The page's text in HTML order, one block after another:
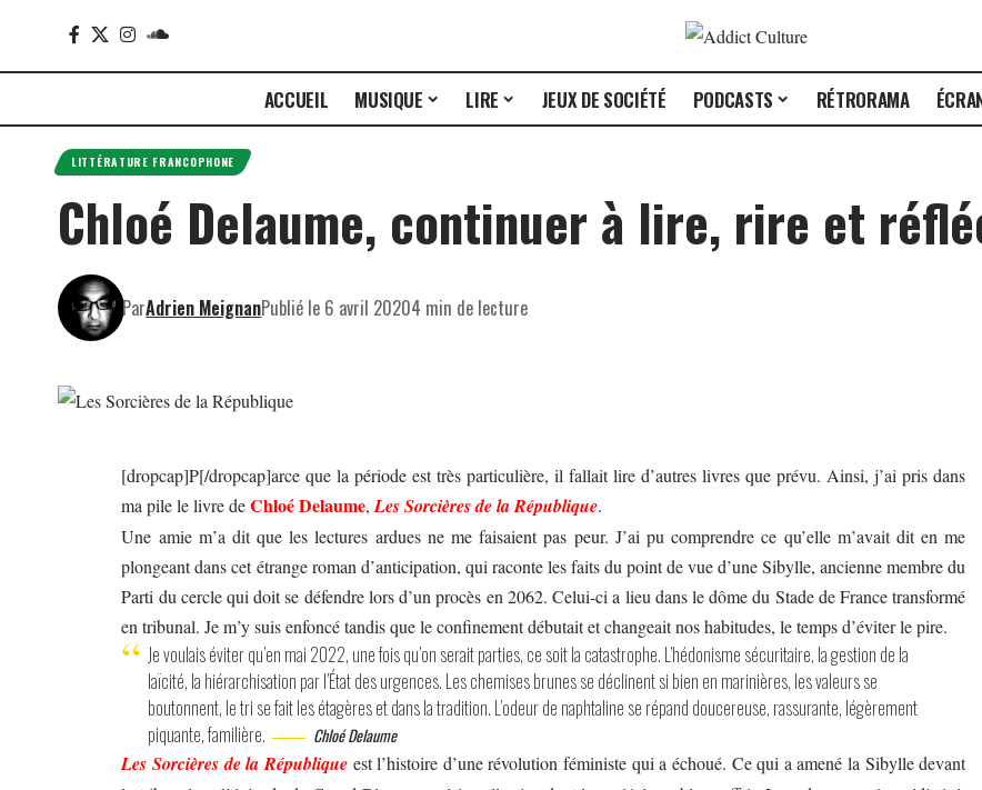
ACCUEIL MUSIQUE LIRE JEUX DE SOCIÉTÉ PODCASTS RÉTRORAMA
LITTÉRATURE FRANCOPHONE
Chloé Delaume, continuer à lire, rire et
ParAdrien MeignanPublié le 6 avril 20204 min de lecture
[dropcap]P[/dropcap]arce que la période est très particulière, il fallait lire d’autres livres que prévu. Ainsi, j’ai pris dans
ma pile le livre deChloé Delaume,Les Sorcières de la République.
Une amie m’a dit que les lectures ardues ne me faisaient pas peur. J’ai pu comprendre ce qu’elle m’avait dit en me
plongeant dans cet étrange roman d’anticipation, qui raconte les faits du point de vue d’une Sibylle, ancienne membre du
Parti du cercle qui doit se défendre lors d’un procès en 2062. Celui-ci a lieu dans le dôme du Stade de France transformé
en tribunal. Je m’y suis enfoncé tandis que le confinement débutait et changeait nos habitudes, le temps d’éviter le pire.
Je voulais éviter qu’en mai 2022, une fois qu’on serait parties, ce soit la catastrophe. L’hédonisme sécuritaire, la gestion de la
laïcité, la hiérarchisation par l’État des urgences. Les chemises brunes se déclinent si bien en marinières, les valeurs se
boutonnent, le tri se fait les étagères et dans la tradition. L’odeur de naphtaline se répand doucereuse, rassurante, légèrement
piquante, familière.
Chloé Delaume
Les Sorcières de la Républiqueest l’histoire d’une révolution féministe qui a échoué. Ce qui a amené la Sibylle devant